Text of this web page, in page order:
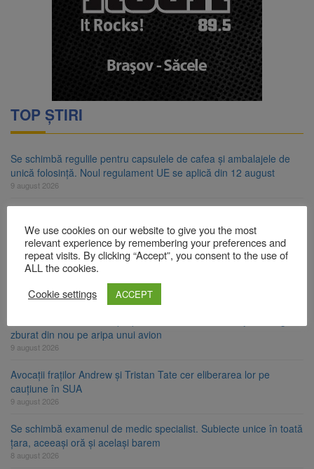
TOP ȘTIRI
Se schimbă regulile pentru capsulele de cafea și ambalajele de
unică folosință. Noul regulament UE se aplică din 12 august
9 august 2026
Guvernul menține finanțarea prin PNRR
9 august 2026
Zece troițe istorice din Șcheii Brașovului vor fi restaurate.
Contractul de finanțare a fost semnat
9 august 2026
zburat din nou pe aripa unui avion
9 august 2026
Avocații fraților Andrew și Tristan Tate cer eliberarea lor pe
cauțiune în SUA
9 august 2026
Se schimbă examenul de medic specialist. Subiecte unice în toată
țara, aceeași oră și același barem
8 august 2026
We use cookies on our website to give you the most
relevant experience by remembering your preferences and
repeat visits. By clicking “Accept”, you consent to the use of
ALL the cookies.
Cookie settings
ACCEPT